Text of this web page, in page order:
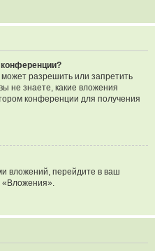
разрешить или запретить
не знаете, какие вложения
конференции для получения
вложений, перейдите в ваш
«Вложения».